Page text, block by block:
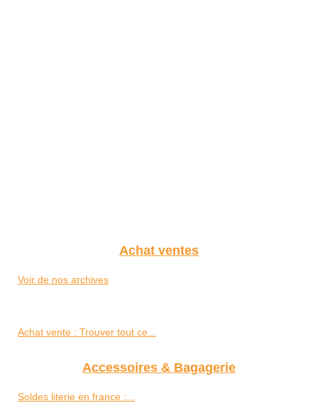
Achat ventes
Voir de nos archives
Achat vente : Trouver tout ce...
Accessoires & Bagagerie
Soldes literie en france :...